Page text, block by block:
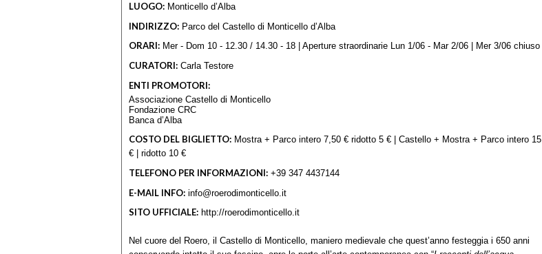
LUOGO: Monticello d’Alba
INDIRIZZO: Parco del Castello di Monticello d’Alba
ORARI: Mer - Dom 10 - 12.30 / 14.30 - 18 | Aperture straordinarie Lun 1/06 - Mar 2/06 | Mer 3/06 chiuso
CURATORI: Carla Testore
ENTI PROMOTORI:
Associazione Castello di Monticello
Fondazione CRC
Banca d’Alba
COSTO DEL BIGLIETTO: Mostra + Parco intero 7,50 € ridotto 5 € | Castello + Mostra + Parco intero 15
€ | ridotto 10 €
TELEFONO PER INFORMAZIONI: +39 347 4437144
E-MAIL INFO: info@roerodimonticello.it
SITO UFFICIALE: http://roerodimonticello.it
Nel cuore del Roero, il Castello di Monticello, maniero medievale che quest’anno festeggia i 650 anni